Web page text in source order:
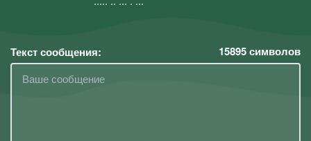
Текст сообщения: 15895символов